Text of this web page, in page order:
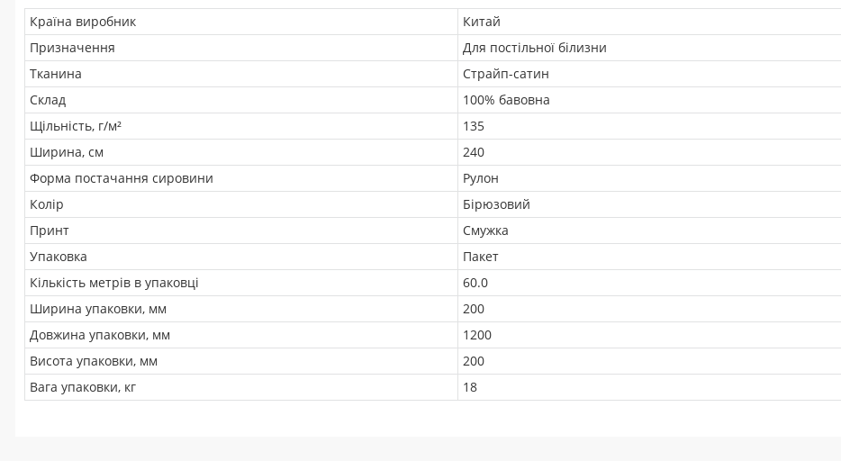
Країна виробник
Китай
Призначення
Для постільної білизни
Тканина
Страйп-сатин
Склад
100% бавовна
Щільність, г/м²
135
Ширина, см
240
Форма постачання сировини
Рулон
Колір
Бірюзовий
Принт
Смужка
Упаковка
Пакет
Кількість метрів в упаковці
60.0
Ширина упаковки, мм
200
Довжина упаковки, мм
1200
Висота упаковки, мм
200
Вага упаковки, кг
18